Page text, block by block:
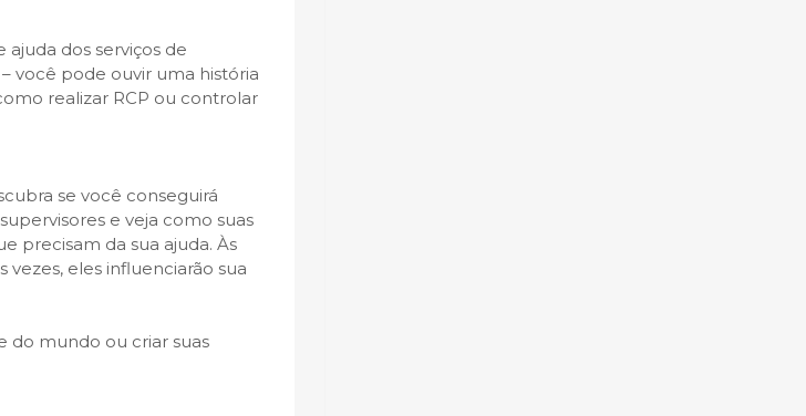
ajuda dos serviços de
você pode ouvir uma história
realizar RCP ou controlar
se você conseguirá
e veja como suas
precisam da sua ajuda. Às
vezes, eles influenciarão sua
do mundo ou criar suas